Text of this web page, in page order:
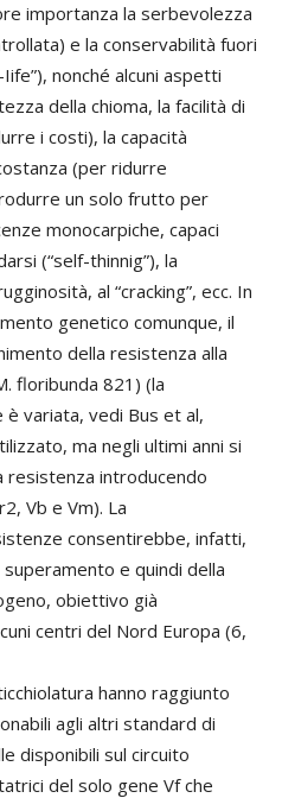
importanza la serbevolezza
e la conservabilità fuori
nonché alcuni aspetti
della chioma, la facilità di
i costi), la capacità
(per ridurre
un solo frutto per
monocarpiche, capaci
(“self-thinnig”), la
al “cracking”, ecc. In
genetico comunque, il
della resistenza alla
floribunda 821) (la
è variata, vedi Bus et al,
ma negli ultimi anni si
resistenza introducendo
Vb e Vm). La
consentirebbe, infatti,
e quindi della
obiettivo già
centri del Nord Europa (6,
hanno raggiunto
agli altri standard di
disponibili sul circuito
del solo gene Vf che